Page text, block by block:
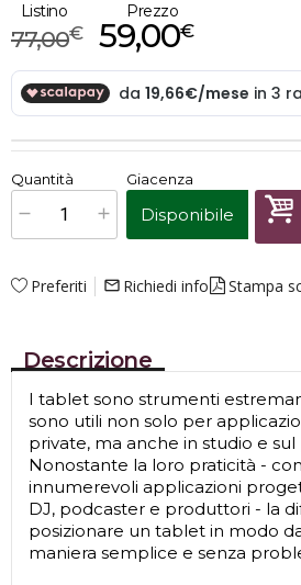
Listino
€
77,00
Prezzo
€
59,00
x1 Prezzo finale:€59,00
Quantità Giacenza
Disponibile
Preferiti mail_outline Richiedi info Stampa
Descrizione
I tablet sono strumenti
sono utili non solo per
private, ma anche in studio e sul
Nonostante la loro praticità -
innumerevoli applicazioni
DJ, podcaster e produttori - la
posizionare un tablet in modo
maniera semplice e senza